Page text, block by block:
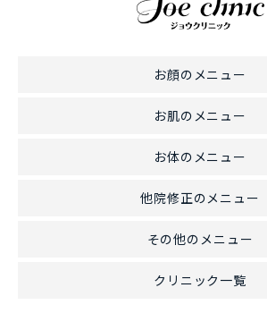
お顔のメニュー
お肌のメニュー
お体のメニュー
他院修正のメニュー
その他のメニュー
クリニック一覧